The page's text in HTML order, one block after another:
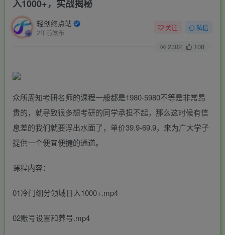
入1000+，实战揭秘
轻创终点站
2年前发布
关注 私信
2302 108
众所周知考研名师的课程一般都是1980-5980不等是非常昂
贵的，就导致很多想考研的同学承担不起，那么这时候有信
息差的我们就要浮出水面了，单价39.9-69.9，来为广大学子
提供一个便宜便捷的通道。
课程内容：
01冷门细分领域日入1000+.mp4
02账号设置和养号.mp4